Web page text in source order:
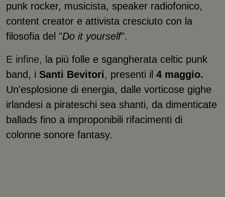
punk rocker, musicista, speaker radiofonico,
content creator e attivista cresciuto con la
filosofia del "Do it yourself".
E infine, l a più folle e sgangherata celtic punk
band, i Santi Bevitori, presenti il 4 maggio.
Un'esplosione di energia, dalle vorticose gighe
irlandesi a pirateschi sea shanti, da dimenticate
ballads fino a improponibili rifacimenti di
colonne sonore fantasy.